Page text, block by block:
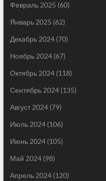
Февраль 2025 (60)
Январь 2025 (62)
Декабрь 2024(70)
Ноябрь 2024(67)
Октябрь 2024(118)
Сентябрь 2024(135)
Август 2024(79)
Июль 2024(106)
Июнь 2024(105)
Май 2024(98)
Апрель 2024(120)